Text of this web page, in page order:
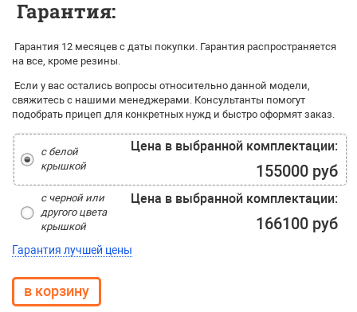
Гарантия:
Гарантия 12 месяцев с даты покупки. Гарантия распространяется
на все, кроме резины.
Если у вас остались вопросы относительно данной модели,
свяжитесь с нашими менеджерами. Консультанты помогут
подобрать прицеп для конкретных нужд и быстро оформят заказ.
с белой
крышкой
Цена в выбранной комплектации:
155000 руб
с черной или
другого цвета
крышкой
Цена в выбранной комплектации:
166100 руб
Гарантия лучшей цены